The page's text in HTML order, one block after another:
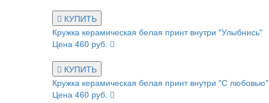
КУПИТЬ
Кружка керамическая белая принт внутри "Улыбнись"
Цена 460 руб.
КУПИТЬ
Кружка керамическая белая принт внутри "С любовью"
Цена 460 руб.